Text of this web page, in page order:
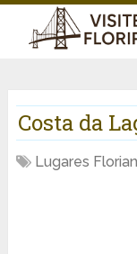
Costa da
Lugares